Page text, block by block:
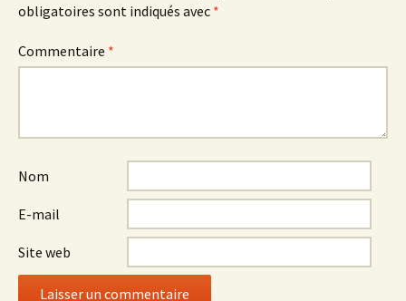
obligatoires sont indiqués avec *
Commentaire *
Nom
E-mail
Site web